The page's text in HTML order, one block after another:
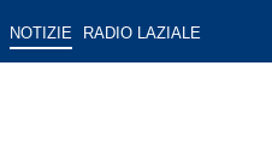
NOTIZIE RADIO LAZIALE